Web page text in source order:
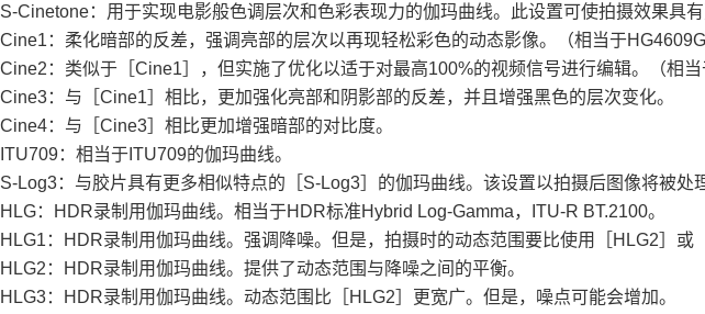
S-Cinetone：用于实现电影般色调层次和色彩表现力的伽玛曲线。此设置可使拍摄效果具
Cine1：柔化暗部的反差，强调亮部的层次以再现轻松彩色的动态影像。（相当于
Cine2：类似于 ［Cine1］
，但实施了优化以适于对最高100%的视频信号进行编辑。（相当
Cine3：与 ［Cine1］ 相比，更加强化亮部和阴影部的反差，并且增强黑色的层次变化。
Cine4：与 ［Cine3］ 相比更加增强暗部的对比度。
ITU709：相当于ITU709的伽玛曲线。
S-Log3：与胶片具有更多相似特点的 ［S-Log3］ 的伽玛曲线。该设置以拍摄后图像将被处
HLG：HDR录制用伽玛曲线。相当于HDR标准Hybrid Log-Gamma，ITU-R BT.2100。
HLG1 ：HDR录制用伽玛曲线。强调降噪。但是，拍摄时的动态范围要比使用 ［HLG2］ 或
HLG2 ：HDR录制用伽玛曲线。提供了动态范围与降噪之间的平衡。
HLG3：HDR录制用伽玛曲线。动态范围比 ［HLG2］
更宽广。但是，噪点可能会增加。